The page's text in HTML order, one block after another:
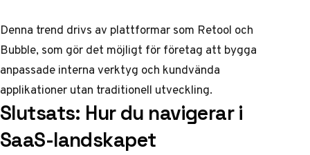
Denna trend drivs av plattformar som Retool och
Bubble, som gör det möjligt för företag att bygga
anpassade interna verktyg och kundvända
applikationer utan traditionell utveckling.
Slutsats: Hur du navigerar i
SaaS-landskapet